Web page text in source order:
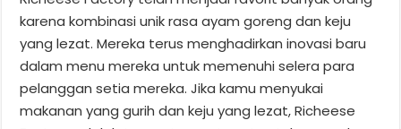
karena kombinasi unik rasa ayam goreng dan keju
yang lezat. Mereka terus menghadirkan inovasi baru
dalam menu mereka untuk memenuhi selera para
pelanggan setia mereka. Jika kamu menyukai
makanan yang gurih dan keju yang lezat, Richeese